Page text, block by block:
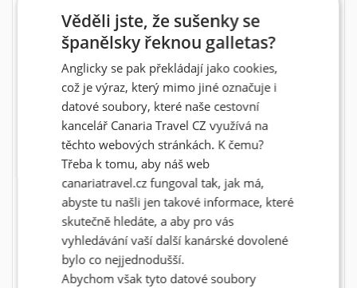
navíc nachází golfové hřiště Buenavista Golf.
SUITES & VILLAS BY DUNAS ****
Ostrov Gran Canaria, letovisko Maspalomas
Poměrně nově zrekonstruovaný komplex (rok 2019) se
nachází na jihu ostrova, na okraji letoviska Maspalomas.
Ubytování je zajištěno v malých domcích rozmístěných v
rozlehlé subtropické zahradě (72 000 m2), ve které se
nachází i několik bazénů. Disponuje posilovnou,
tenisových kurtem, stolním tenisem a kulečníkem.
Umístěním je bezpochyby ideální volbou jak pro
milovníky cyklistiky, tak pro golfisty (golfové hřiště Golf
de Maspalomas se nachází pouhých 600 metrů od
hotelu).
RIU VISTAMAR ****
Ostrov Gran Canaria, letovisko Playa Amadores
Věděli jste, že sušenky se
španělsky řeknou galletas?
Anglicky se pak překládají jako cookies,
což je výraz, který mimo jiné označuje i
datové soubory, které naše cestovní
kancelář Canaria Travel CZ využívá na
těchto webových stránkách. K čemu?
Třeba k tomu, aby náš web
canariatravel.cz fungoval tak, jak má,
abyste tu našli jen takové informace, které
skutečně hledáte, a aby pro vás
vyhledávání vaší další kanárské dovolené
bylo co nejjednodušší.
Abychom však tyto datové soubory